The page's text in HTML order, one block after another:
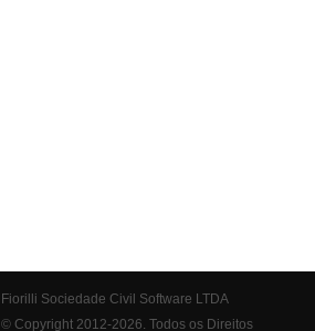
Fiorilli Sociedade Civil Software LTDA
© Copyright 2012-2026. Todos os Direitos